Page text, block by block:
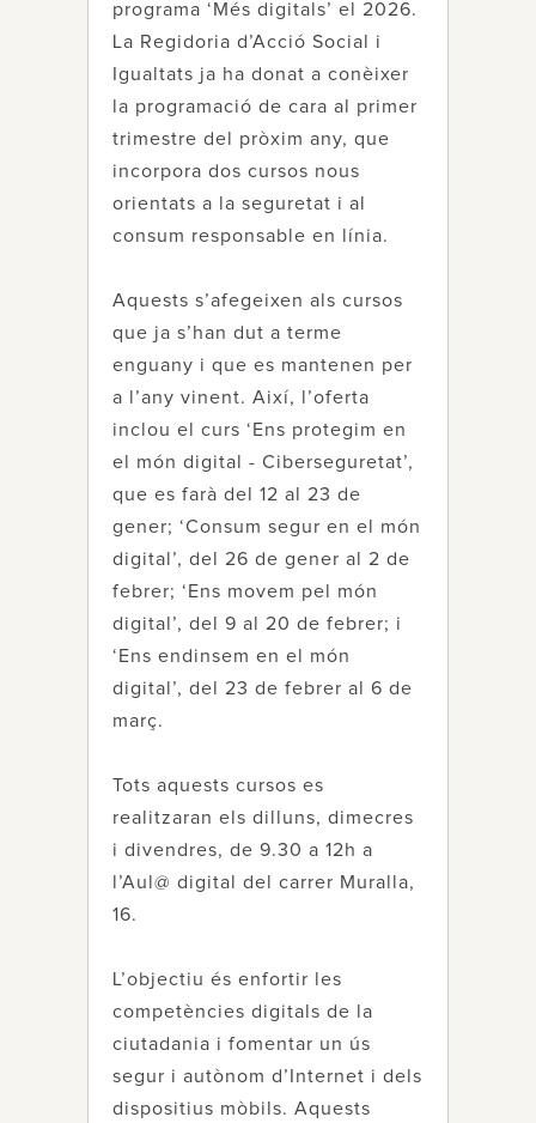
programa ‘Més digitals’ el 2026.
La Regidoria d’Acció Social i
Igualtats ja ha donat a conèixer
la programació de cara al primer
trimestre del pròxim any, que
incorpora dos cursos nous
orientats a la seguretat i al
consum responsable en línia.
Aquests s’afegeixen als cursos
que ja s’han dut a terme
enguany i que es mantenen per
a l’any vinent. Així, l’oferta
inclou el curs ‘Ens protegim en
el món digital - Ciberseguretat’,
que es farà del 12 al 23 de
gener; ‘Consum segur en el món
digital’, del 26 de gener al 2 de
febrer; ‘Ens movem pel món
digital’, del 9 al 20 de febrer; i
‘Ens endinsem en el món
digital’, del 23 de febrer al 6 de
març.
Tots aquests cursos es
realitzaran els dilluns, dimecres
i divendres, de 9.30 a 12h a
l’Aul@ digital del carrer Muralla,
16.
L’objectiu és enfortir les
competències digitals de la
ciutadania i fomentar un ús
segur i autònom d’Internet i dels
dispositius mòbils. Aquests